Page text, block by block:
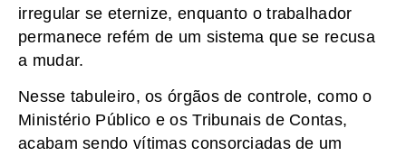
irregular se eternize, enquanto o trabalhador
permanece refém de um sistema que se recusa
a mudar.
Nesse tabuleiro, os órgãos de controle, como o
Ministério Público e os Tribunais de Contas,
acabam sendo vítimas consorciadas de um